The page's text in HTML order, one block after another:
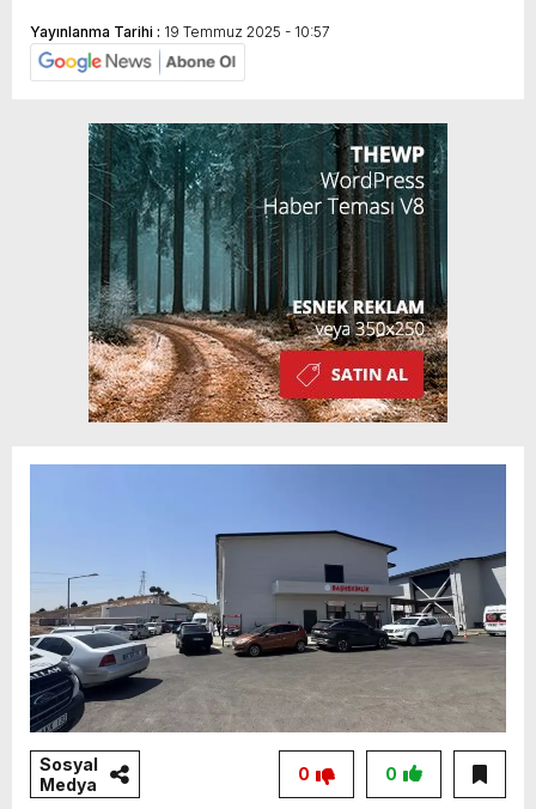
Yayınlanma Tarihi : 19 Temmuz 2025 - 10:57
Sosyal
Medya
0
0